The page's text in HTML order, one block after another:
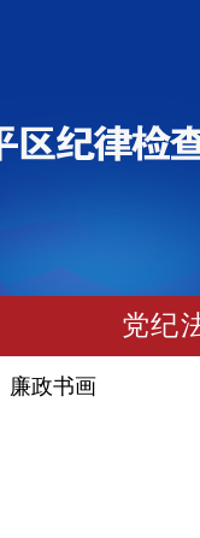
党纪
廉政书画